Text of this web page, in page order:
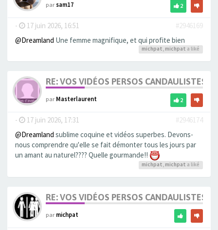
parsam17 2
- 17 juin 2026, 16:51
#2946169
@Dreamland Une femme magnifique, et qui profite bien
michpat, michpat a liké
RE: VOS VIDÉOS PERSOS CANDAULISTES
parMasterlaurent 2
- 17 juin 2026, 17:31
#2946174
@Dreamland sublime coquine et vidéos superbes. Devons-
nous comprendre qu'elle se fait démonter tous les jours par
un amant au naturel???? Quelle gourmande!!
michpat, michpat a liké
RE: VOS VIDÉOS PERSOS CANDAULISTES
parmichpat